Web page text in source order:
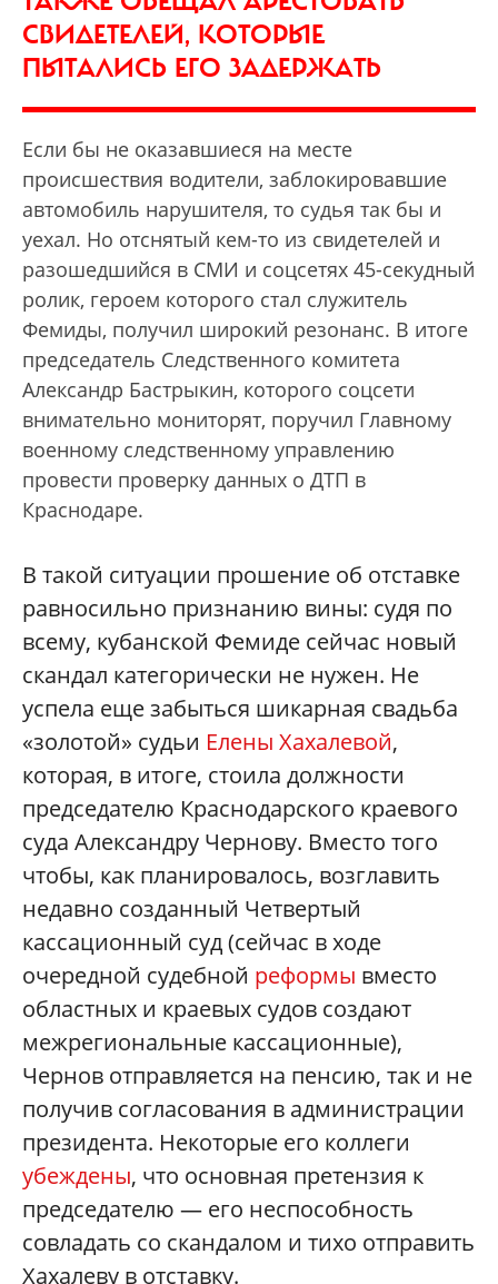
СВИДЕТЕЛЕЙ, КОТОРЫЕ
ПЫТАЛИСЬ ЕГО ЗАДЕРЖАТЬ
Если бы не оказавшиеся на месте
происшествия водители, заблокировавшие
автомобиль нарушителя, то судья так бы и
уехал. Но отснятый кем-то из свидетелей и
разошедшийся в СМИ и соцсетях 45-секудный
ролик, героем которого стал служитель
Фемиды, получил широкий резонанс. В итоге
председатель Следственного комитета
Александр Бастрыкин, которого соцсети
внимательно мониторят, поручил Главному
военному следственному управлению
провести проверку данных о ДТП в
Краснодаре.
В такой ситуации прошение об отставке
равносильно признанию вины: судя по
всему, кубанской Фемиде сейчас новый
скандал категорически не нужен. Не
успела еще забыться шикарная свадьба
«золотой» судьи Елены Хахалевой,
которая, в итоге, стоила должности
председателю Краснодарского краевого
суда Александру Чернову. Вместо того
чтобы, как планировалось, возглавить
недавно созданный Четвертый
кассационный суд (сейчас в ходе
очередной судебной реформы вместо
областных и краевых судов создают
межрегиональные кассационные),
Чернов отправляется на пенсию, так и не
получив согласования в администрации
президента. Некоторые его коллеги
убеждены, что основная претензия к
председателю — его неспособность
совладать со скандалом и тихо отправить
Хахалеву в отставку.